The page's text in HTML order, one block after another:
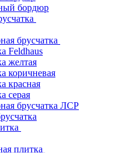
бордюр
брусчатка
Feldhaus
желтая
коричневая
красная
серая
брусчатка ЛСР
плитка